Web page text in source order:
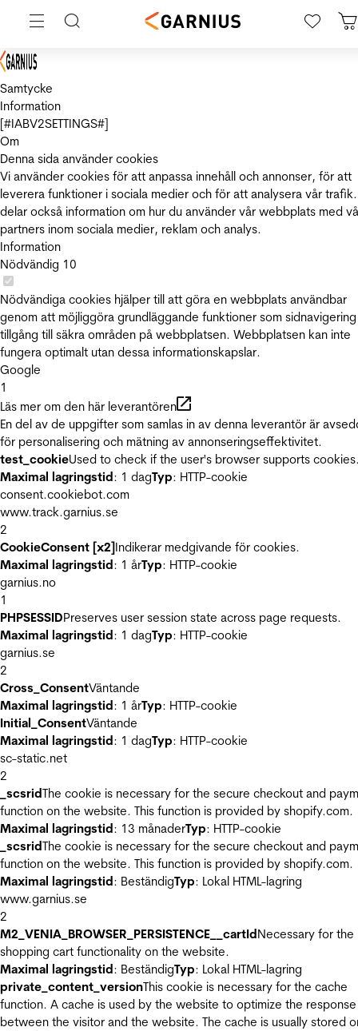
Samtycke
Information
[#IABV2SETTINGS#]
Om
Denna sida använder cookies
Vi använder cookies för att anpassa innehåll och annonser, för att
leverera funktioner i sociala medier och för att analysera vår
delar också information om hur du använder vår webbplats med
partners inom sociala medier, reklam och analys.
Information
Nödvändig 10
Nödvändiga cookies hjälper till att göra en webbplats användbar
genom att möjliggöra grundläggande funktioner som
tillgång till säkra områden på webbplatsen. Webbplatsen kan inte
fungera optimalt utan dessa informationskapslar.
Google
1
Läs mer om den här leverantören
En del av de uppgifter som samlas in av denna leverantör är
för personalisering och mätning av annonseringseffektivitet.
test_cookieUsed to check if the user's browser supports
Maximal lagringstid: 1 dagTyp: HTTP-cookie
consent.cookiebot.com
www.track.garnius.se
2
CookieConsent [x2]Indikerar medgivande för cookies.
Maximal lagringstid: 1 årTyp: HTTP-cookie
garnius.no
1
PHPSESSIDPreserves user session state across page requests.
Maximal lagringstid: 1 dagTyp: HTTP-cookie
garnius.se
2
Cross_ConsentVäntande
Maximal lagringstid: 1 årTyp: HTTP-cookie
Initial_ConsentVäntande
Maximal lagringstid: 1 dagTyp: HTTP-cookie
sc-static.net
2
_scsridThe cookie is necessary for the secure checkout and
function on the website. This function is provided by shopify.com.
Maximal lagringstid: 13 månaderTyp: HTTP-cookie
_scsridThe cookie is necessary for the secure checkout and
function on the website. This function is provided by shopify.com.
Maximal lagringstid: BeständigTyp: Lokal HTML-lagring
www.garnius.se
2
M2_VENIA_BROWSER_PERSISTENCE__cartIdNecessary for the
shopping cart functionality on the website.
Maximal lagringstid: BeständigTyp: Lokal HTML-lagring
private_content_versionThis cookie is necessary for the cache
function. A cache is used by the website to optimize the
between the visitor and the website. The cache is usually stored